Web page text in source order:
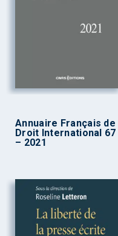
Annuaire Français de
Droit International 67
– 2021